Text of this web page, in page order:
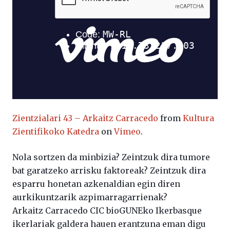
Zientzialari 43 – Arkaitz Carracedo from Kultura
Zientifikoko Katedra onVimeo.
Nola sortzen da minbizia? Zeintzuk dira tumore
bat garatzeko arrisku faktoreak? Zeintzuk dira
esparru honetan azkenaldian egin diren
aurkikuntzarik azpimarragarrienak?
Arkaitz Carracedo CIC bioGUNEko Ikerbasque
ikerlariak galdera hauen erantzuna eman digu